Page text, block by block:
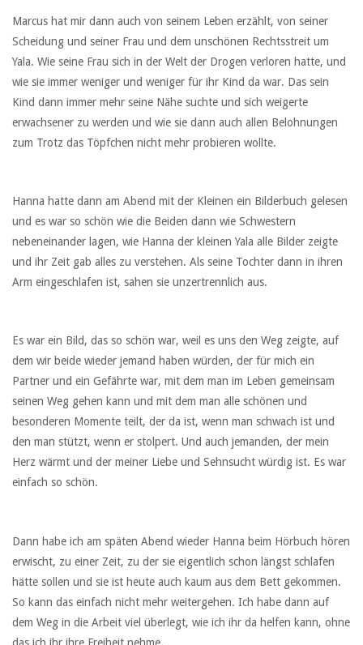
Marcus hat mir dann auch von seinem Leben erzählt, von seiner
Scheidung und seiner Frau und dem unschönen Rechtsstreit um
Yala. Wie seine Frau sich in der Welt der Drogen verloren hatte, und
wie sie immer weniger und weniger für ihr Kind da war. Das sein
Kind dann immer mehr seine Nähe suchte und sich weigerte
erwachsener zu werden und wie sie dann auch allen Belohnungen
zum Trotz das Töpfchen nicht mehr probieren wollte.
Hanna hatte dann am Abend mit der Kleinen ein Bilderbuch gelesen
und es war so schön wie die Beiden dann wie Schwestern
nebeneinander lagen, wie Hanna der kleinen Yala alle Bilder zeigte
und ihr Zeit gab alles zu verstehen. Als seine Tochter dann in ihren
Arm eingeschlafen ist, sahen sie unzertrennlich aus.
Es war ein Bild, das so schön war, weil es uns den Weg zeigte, auf
dem wir beide wieder jemand haben würden, der für mich ein
Partner und ein Gefährte war, mit dem man im Leben gemeinsam
seinen Weg gehen kann und mit dem man alle schönen und
besonderen Momente teilt, der da ist, wenn man schwach ist und
den man stützt, wenn er stolpert. Und auch jemanden, der mein
Herz wärmt und der meiner Liebe und Sehnsucht würdig ist. Es war
einfach so schön.
Dann habe ich am späten Abend wieder Hanna beim Hörbuch hören
erwischt, zu einer Zeit, zu der sie eigentlich schon längst schlafen
hätte sollen und sie ist heute auch kaum aus dem Bett gekommen.
So kann das einfach nicht mehr weitergehen. Ich habe dann auf
dem Weg in die Arbeit viel überlegt, wie ich ihr da helfen kann, ohne
das ich ihr ihre Freiheit nehme.